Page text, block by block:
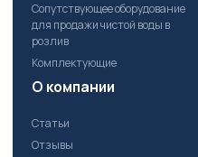
Сопутствующее оборудование
для продажи чистой воды в
розлив
Комплектующие
О компании
Статьи
Отзывы